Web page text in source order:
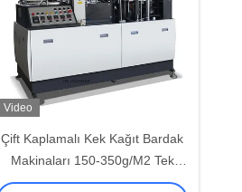
Video
Çift Kaplamalı Kek Kağıt Bardak
Makinaları 150-350g/M2 Tek
Kullanımlık Bardak Makinası